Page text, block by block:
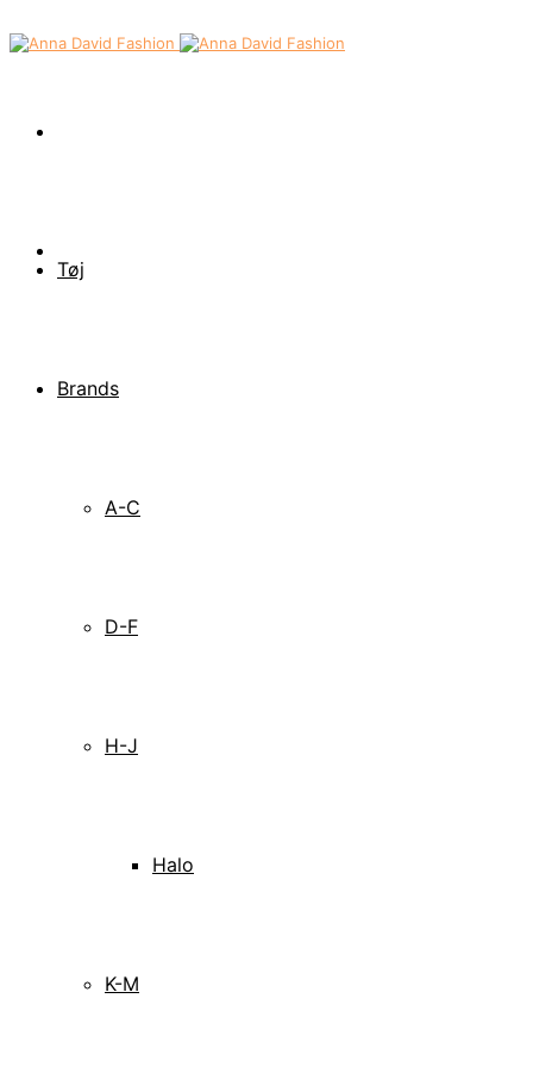
Tøj
Brands
A-C
D-F
H-J
Halo
K-M